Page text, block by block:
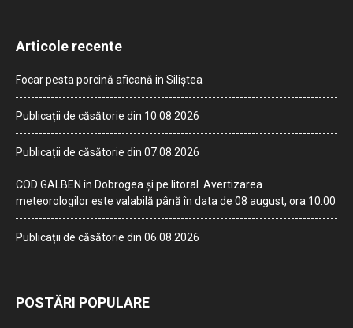
Articole recente
Focar pesta porcină aficană in Siliștea
Publicații de căsătorie din 10.08.2026
Publicații de căsătorie din 07.08.2026
COD GALBEN în Dobrogea și pe litoral. Avertizarea
meteorologilor este valabilă până în data de 08 august, ora 10:00
Publicații de căsătorie din 06.08.2026
POSTĂRI POPULARE